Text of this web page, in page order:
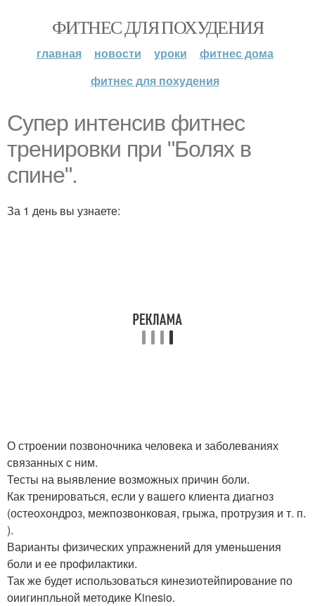
ФИТНЕС ДЛЯ ПОХУДЕНИЯ
главная новости уроки
фитнес дома
фитнес для похудения
Супер интенсив фитнес
тренировки при "Болях в
спине".
За 1 день вы узнаете:
О строении позвоночника человека и заболеваниях
связанных с ним.
Тесты на выявление возможных причин боли.
Как тренироваться, если у вашего клиента диагноз
(остеохондроз, межпозвонковая, грыжа, протрузия и т. п.
).
Варианты физических упражнений для уменьшения
боли и ее профилактики.
Так же будет использоваться кинезиотейпирование по
оиигинпльной методике Kinesio.